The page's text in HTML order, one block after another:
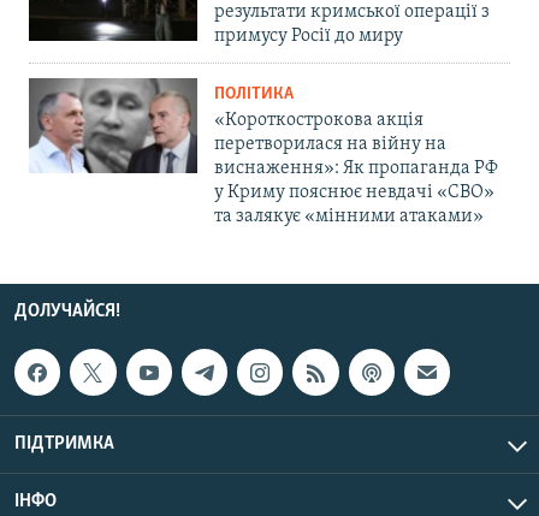
результати кримської операції з
примусу Росії до миру
ПОЛІТИКА
«Короткострокова акція
перетворилася на війну на
виснаження»: Як пропаганда РФ
у Криму пояснює невдачі «СВО»
та залякує «мінними атаками»
ДОЛУЧАЙСЯ!
ПІДТРИМКА
ІНФО